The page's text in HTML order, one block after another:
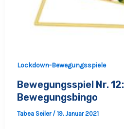
Lockdown-Bewegungsspiele
Bewegungsspiel Nr. 12:
Bewegungsbingo
Tabea Seiler /19. Januar 2021